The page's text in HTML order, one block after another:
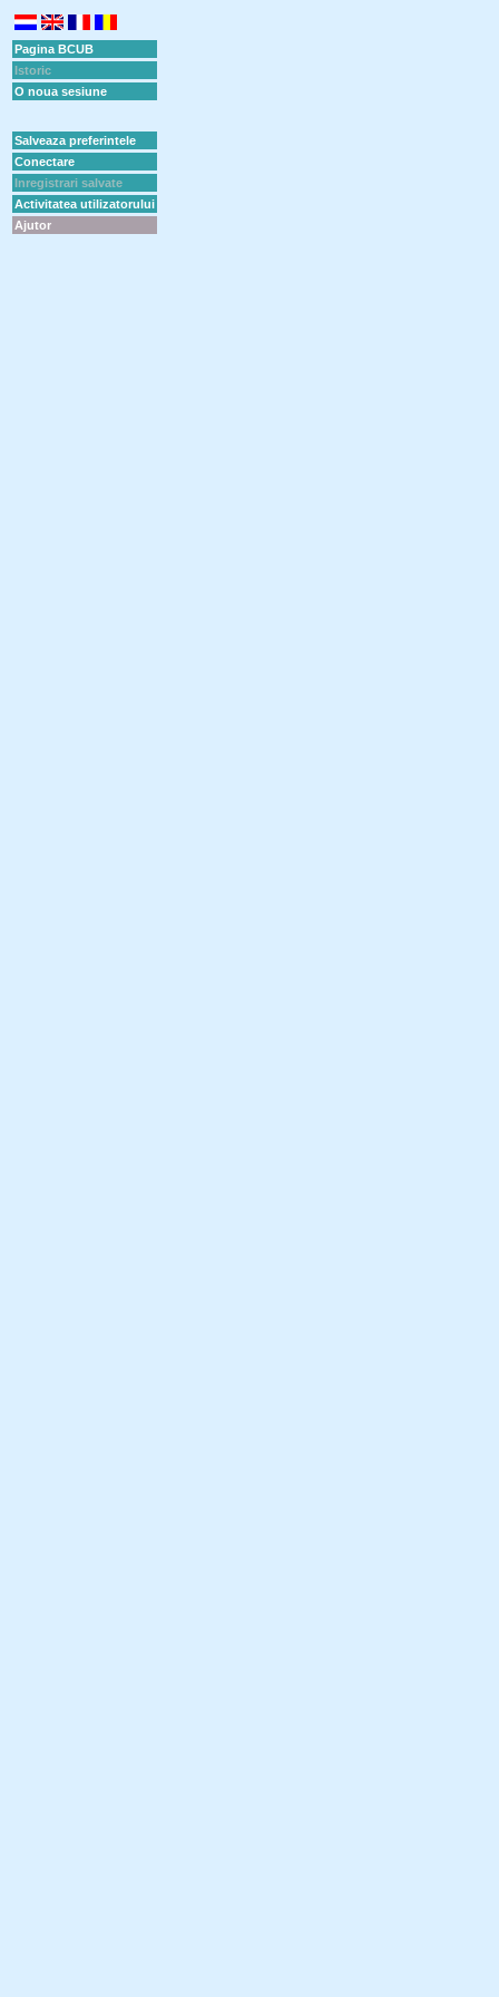
Pagina BCUB
Istoric
O noua sesiune
Salveaza preferintele
Conectare
Inregistrari salvate
Activitatea utilizatorului
Ajutor